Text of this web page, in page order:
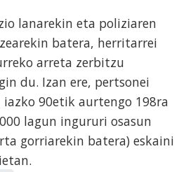
lanarekin eta poliziaren
batera, herritarrei
arreta zerbitzu
du. Izan ere, pertsonei
90etik aurtengo 198ra
lagun ingururi osasun
gorriarekin batera) eskaini